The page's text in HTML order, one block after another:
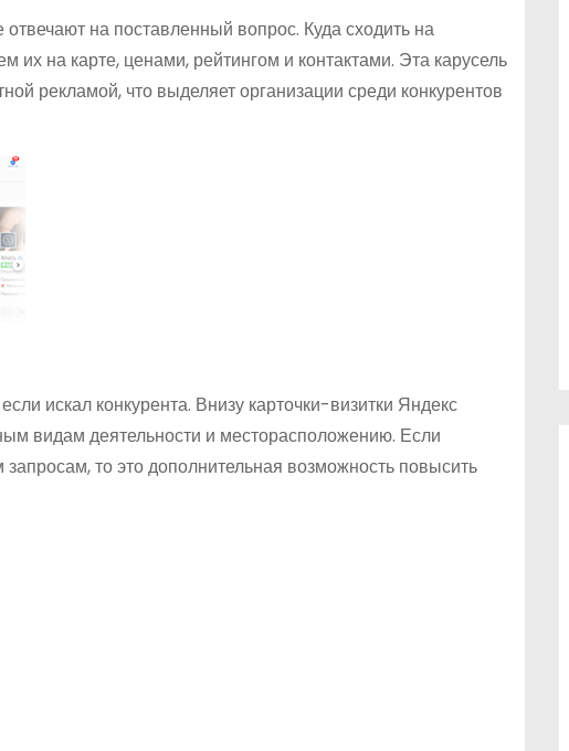
на поставленный вопрос. Куда сходить на
на карте, ценами, рейтингом и контактами. Эта карусель
рекламой, что выделяет организации среди конкурентов
искал конкурента. Внизу карточки-визитки Яндекс
видам деятельности и месторасположению. Если
то это дополнительная возможность повысить